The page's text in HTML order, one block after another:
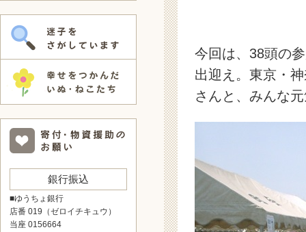
今回は、38頭の
出迎え。東京・
さんと、みんな
銀行振込
■ゆうちょ銀行
店番 019（ゼロイチキュウ）
当座 0156664